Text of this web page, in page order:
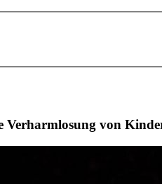
Verharmlosung von